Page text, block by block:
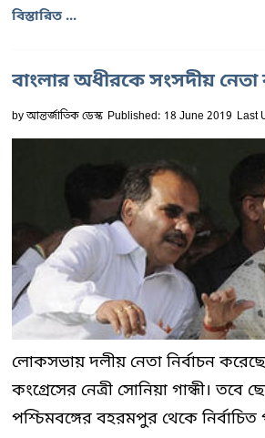
বিস্তারিত ...
বাংলার অধীরকে সংসদীয়
byআন্তর্জাতিক ডেস্ক Published: 18 June 2019 Last
লোকসভায় দলীয় নেতা নির্বাচন
কংগ্রেসের নেত্রী সোনিয়া গান্ধী। তবে
পশ্চিমবঙ্গের বহরমপুর থেকে